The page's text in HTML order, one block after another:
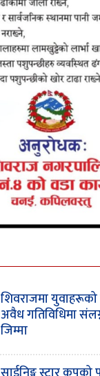
शिवराजमा
अवैध गतिविधिमा
जिम्मा